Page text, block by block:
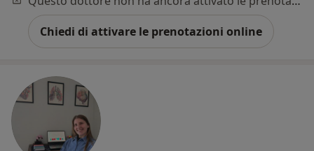
Chiedi di attivare le prenotazioni online